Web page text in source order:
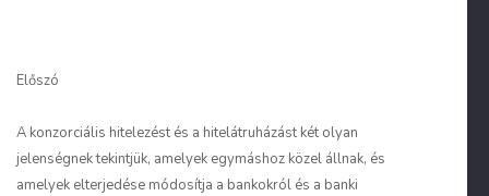
Előszó
A konzorciális hitelezést és a hitelátruházást két olyan
jelenségnek tekintjük, amelyek egymáshoz közel állnak, és
amelyek elterjedése módosítja a bankokról és a banki